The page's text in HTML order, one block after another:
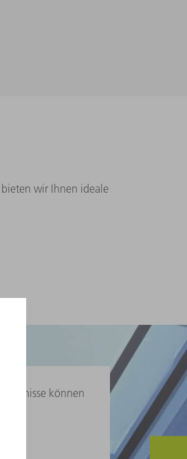
wir Ihnen ideale
können